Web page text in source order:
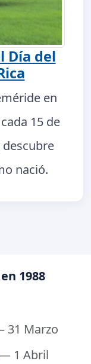
Día del
en
15 de
nació.
1988
31 Marzo
1 Abril